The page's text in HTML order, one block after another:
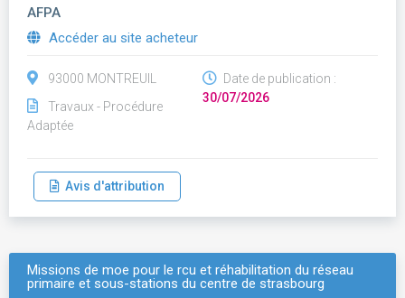
AFPA
Accéder au site acheteur
93000 MONTREUIL
Travaux - Procédure
Adaptée
Date de publication :
30/07/2026
Avis d'attribution
Missions de moe pour le rcu et réhabilitation du réseau
primaire et sous-stations du centre de strasbourg